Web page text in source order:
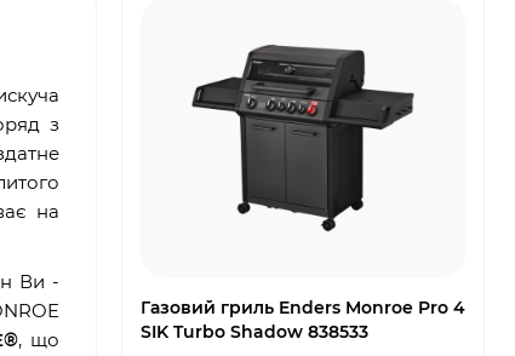
з
на
Ви -
, що
Газовий гриль Enders Monroe Pro 4
SIK Turbo Shadow 838533